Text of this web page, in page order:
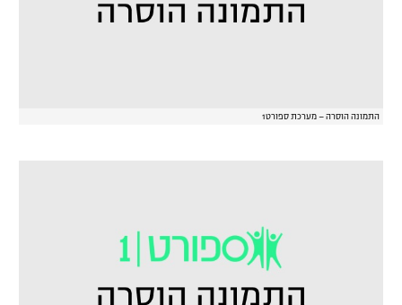
התמונה הוסרה – מערכת ספורט1